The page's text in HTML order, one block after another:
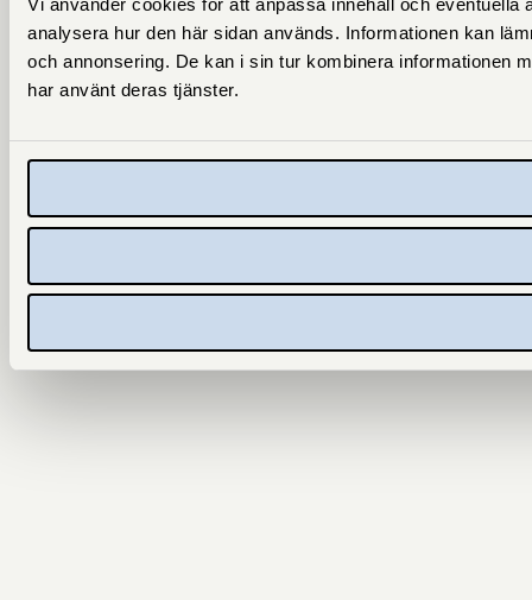
Vi använder cookies för att anpassa innehåll och
analysera hur den här sidan används. Informationen kan
och annonsering. De kan i sin tur kombinera informationen
har använt deras tjänster.